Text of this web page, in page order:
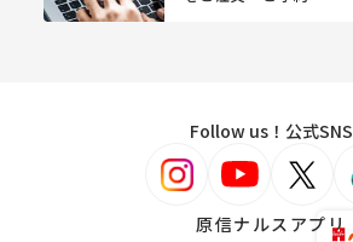
Follow us！公式SNS
原信ナルスアプリ